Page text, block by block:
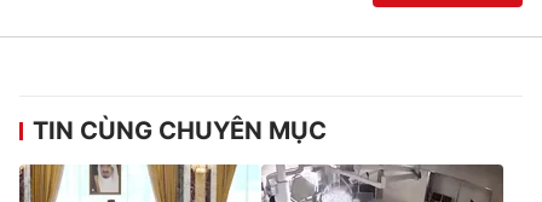
TIN CÙNG CHUYÊN MỤC